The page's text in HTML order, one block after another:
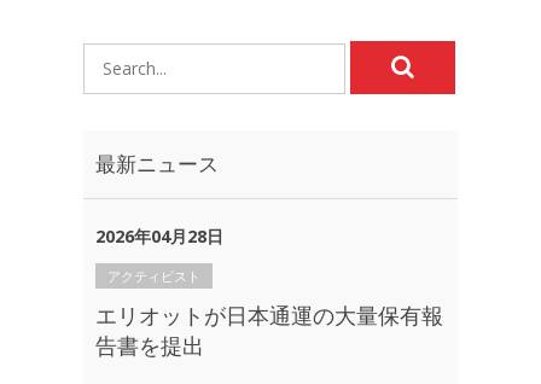
最新ニュース
2026年04月28日
アクティビスト
エリオットが日本通運の大量保有報
告書を提出